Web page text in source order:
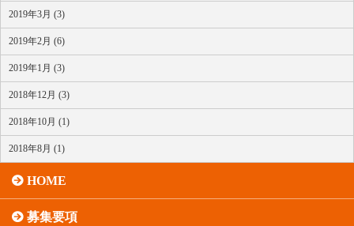
2019年3月 (3)
2019年2月 (6)
2019年1月 (3)
2018年12月 (3)
2018年10月 (1)
2018年8月 (1)
HOME
募集要項